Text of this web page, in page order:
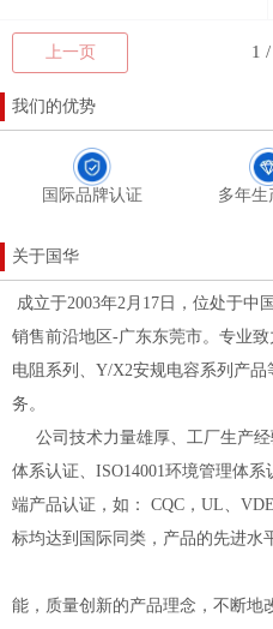
上一页
我们的优势
国际品牌认证 多年生
关于国华
成立于2003年2月17日，位处于中
销售前沿地区-广东东莞市。专业
电阻系列、Y/X2安规电容系列产
务。
公司技术力量雄厚、工厂生产经
体系认证、ISO14001环境管理体
端产品认证，如： CQC，UL、
标均达到国际同类
公司本着
能，质量创新的产品理念，不断地